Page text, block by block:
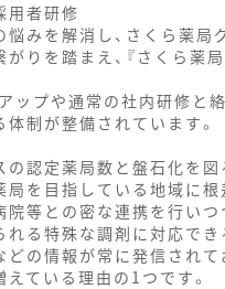
用者研修
みを解消し、さくら薬局
りを踏まえ、『さくら薬
ップや通常の社内研修と
制が整備されています。
認定薬局数と盤石化を図
を目指している地域に根
等との密な連携を行いつ
る特殊な調剤に対応で
の情報が常に発信され
ている理由の1つです。